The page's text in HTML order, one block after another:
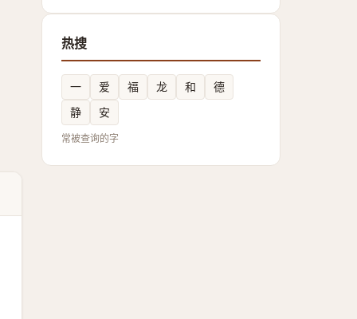
热搜
一 爱 福 龙 和
德
静
安
常被查询的字